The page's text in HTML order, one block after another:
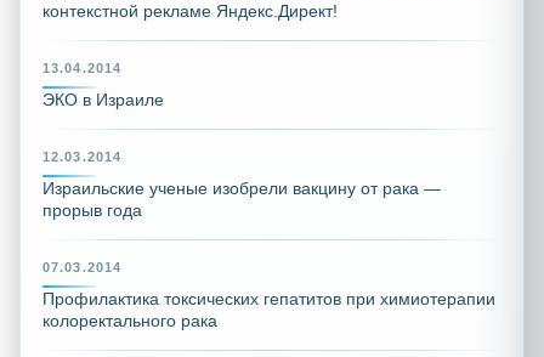
контекстной рекламе Яндекс.Директ!
13.04.2014
ЭКО в Израиле
12.03.2014
Израильские ученые изобрели вакцину от рака —
прорыв года
07.03.2014
Профилактика токсических гепатитов при химиотерапии
колоректального рака